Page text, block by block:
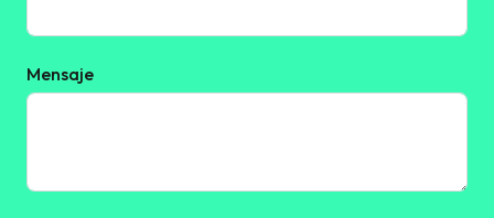
Mensaje